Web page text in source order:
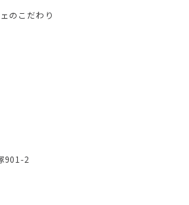
のこだわり
901-2